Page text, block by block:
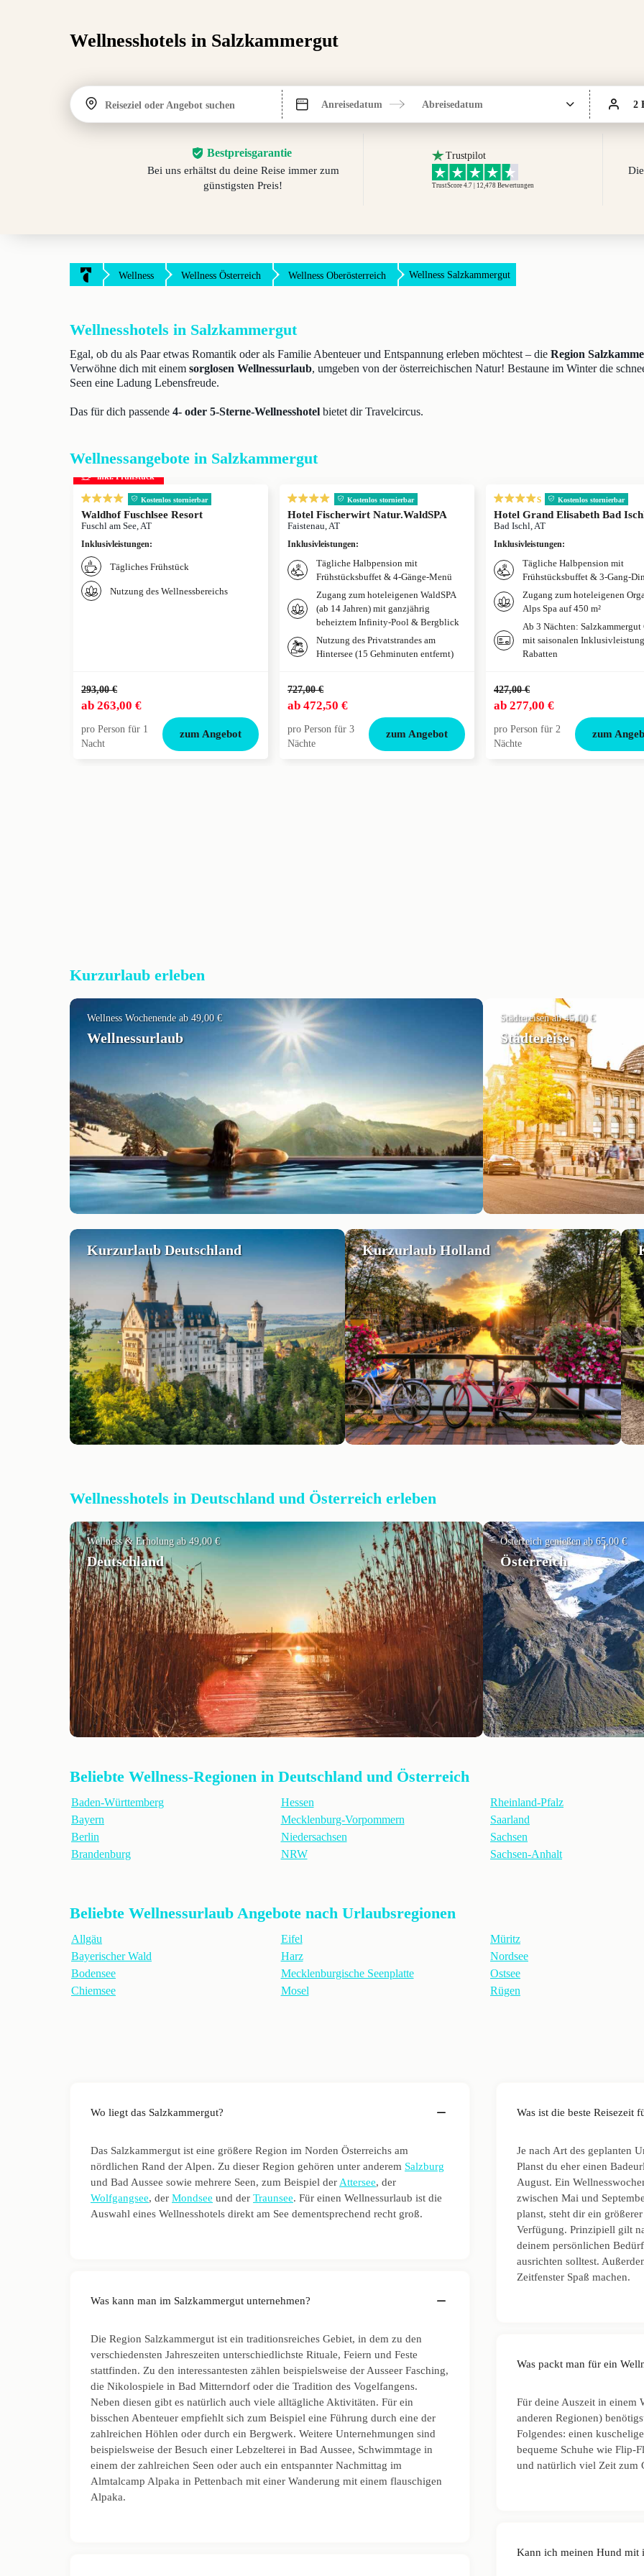
Wellnesshotels in Salzkammergut
Reiseziel oder Angebot suchen Anreisedatum Abreisedatum 2
Bestpreisgarantie
Bei uns erhältst du deine Reise immer zum
günstigsten Preis!
Trustpilot
TrustScore 4.7 | 12,478 Bewertungen
Wellness Wellness Österreich Wellness Oberösterreich Wellness Salzkammergut
Wellnesshotels in Salzkammergut
Egal, ob du als Paar etwas Romantik oder als Familie Abenteuer und Entspannung erleben möchtest – die Region
Verwöhne dich mit einem sorglosen Wellnessurlaub, umgeben von der österreichischen Natur! Bestaune im Winter die
Seen eine Ladung Lebensfreude.
Das für dich passende 4- oder 5-Sterne-Wellnesshotel bietet dir Travelcircus.
Wellnessangebote in Salzkammergut
inkl. Frühstück
Kostenlos stornierbar
Waldhof Fuschlsee Resort
Fuschl am See, AT
Inklusivleistungen:
Tägliches Frühstück
Nutzung des Wellnessbereichs
293,00 €
ab 263,00 €
pro Person für 1
Nacht
zum Angebot
Kostenlos stornierbar
Hotel Fischerwirt Natur.WaldSPA
Faistenau, AT
Inklusivleistungen:
Tägliche Halbpension mit
Frühstücksbuffet & 4-Gänge-Menü
Zugang zum hoteleigenen WaldSPA
(ab 14 Jahren) mit ganzjährig
beheiztem Infinity-Pool & Bergblick
Nutzung des Privatstrandes am
Hintersee (15 Gehminuten entfernt)
727,00 €
ab 472,50 €
pro Person für 3
Nächte
zum Angebot
s Kostenlos stornierbar
Hotel Grand Elisabeth Bad
Bad Ischl, AT
Inklusivleistungen:
Tägliche Halbpension mit
Frühstücksbuffet & 3-Gang-
Zugang zum hoteleigenen
Alps Spa auf 450 m²
Ab 3 Nächten: Salzkammergut
mit saisonalen
Rabatten
427,00 €
ab 277,00 €
pro Person für 2
Nächte
zum
Kurzurlaub erleben
Wellness Wochenende ab 49,00 €
Wellnessurlaub
Städtereisen ab 45,00 €
Städtereise
Kurzurlaub Deutschland Kurzurlaub Holland
Wellnesshotels in Deutschland und Österreich erleben
Wellness & Erholung ab 49,00 €
Deutschland
Österreich genießen ab 65,00 €
Österreich
Beliebte Wellness-Regionen in Deutschland und Österreich
Baden-Württemberg
Bayern
Berlin
Brandenburg
Hessen
Mecklenburg-Vorpommern
Niedersachsen
NRW
Rheinland-Pfalz
Saarland
Sachsen
Sachsen-Anhalt
Beliebte Wellnessurlaub Angebote nach Urlaubsregionen
Allgäu
Bayerischer Wald
Bodensee
Chiemsee
Eifel
Harz
Mecklenburgische Seenplatte
Mosel
Müritz
Nordsee
Ostsee
Rügen
Wo liegt das Salzkammergut?
Das Salzkammergut ist eine größere Region im Norden Österreichs am
nördlichen Rand der Alpen. Zu dieser Region gehören unter anderem Salzburg
und Bad Aussee sowie mehrere Seen, zum Beispiel der Attersee, der
Wolfgangsee, der Mondsee und der Traunsee. Für einen Wellnessurlaub ist die
Auswahl eines Wellnesshotels direkt am See dementsprechend recht groß.
Was kann man im Salzkammergut unternehmen?
Die Region Salzkammergut ist ein traditionsreiches Gebiet, in dem zu den
verschiedensten Jahreszeiten unterschiedlichste Rituale, Feiern und Feste
stattfinden. Zu den interessantesten zählen beispielsweise der Ausseer Fasching,
die Nikolospiele in Bad Mitterndorf oder die Tradition des Vogelfangens.
Neben diesen gibt es natürlich auch viele alltägliche Aktivitäten. Für ein
bisschen Abenteuer empfiehlt sich zum Beispiel eine Führung durch eine der
zahlreichen Höhlen oder durch ein Bergwerk. Weitere Unternehmungen sind
beispielsweise der Besuch einer Lebzelterei in Bad Aussee, Schwimmtage in
einem der zahlreichen Seen oder auch ein entspannter Nachmittag im
Almtalcamp Alpaka in Pettenbach mit einer Wanderung mit einem flauschigen
Alpaka.
Was ist die beste Reisezeit
Je nach Art des geplanten
Planst du eher einen
August. Ein
zwischen Mai und
planst, steht dir ein
Verfügung. Prinzipiell gilt
deinem persönlichen
ausrichten solltest.
Zeitfenster Spaß machen.
Was packt man für ein
Für deine Auszeit in einem
anderen Regionen)
Folgendes: einen
bequeme Schuhe wie Flip-
und natürlich viel Zeit zum
Kann ich meinen Hund mit